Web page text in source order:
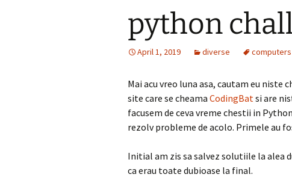
python
April 1, 2019 diverse computers
Mai acu vreo luna asa, cautam eu niste
site care se cheama CodingBatsi are
facusem de ceva vreme chestii in
rezolv probleme de acolo. Primele au
Initial am zis sa salvez solutiile la alea
ca erau toate dubioase la final.